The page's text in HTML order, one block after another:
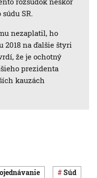
SR.
nezaplatil, ho
2018 na ďalšie štyri
že je ochotný
prezidenta
kauzách
pojednávanie súd